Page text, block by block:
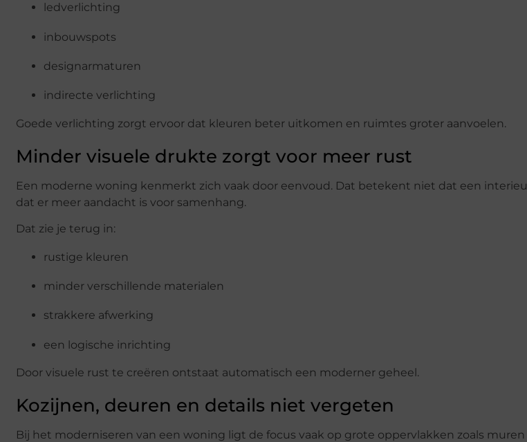
ledverlichting
inbouwspots
designarmaturen
indirecte verlichting
Goede verlichting zorgt ervoor dat kleuren beter uitkomen en ruimtes groter aanvoelen.
Minder visuele drukte zorgt voor meer rust
Een moderne woning kenmerkt zich vaak door eenvoud. Dat betekent niet dat een
dat er meer aandacht is voor samenhang.
Dat zie je terug in:
rustige kleuren
minder verschillende materialen
strakkere afwerking
een logische inrichting
Door visuele rust te creëren ontstaat automatisch een moderner geheel.
Kozijnen, deuren en details niet vergeten
Bij het moderniseren van een woning ligt de focus vaak op grote oppervlakken zoals muren